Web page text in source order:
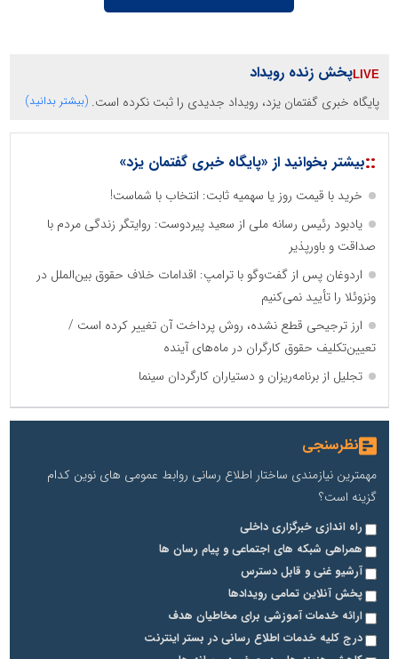
پخش زنده رویداد
پایگاه خبری گفتمان یزد، رویداد جدیدی را ثبت نکرده است. (بیشتر بدانید)
::بیشتر بخوانید از «پایگاه خبری گفتمان یزد»
خرید با قیمت روز یا سهمیه ثابت: انتخاب با شماست!
یادبود رئیس رسانه ملی از سعید پیردوست: روایتگر زندگی مردم با
صداقت و باورپذیر
اردوغان پس از گفت‌وگو با ترامپ: اقدامات خلاف حقوق بین‌الملل در
ونزوئلا را تأیید نمی‌کنیم
ارز ترجیحی قطع نشده، روش پرداخت آن تغییر کرده است /
تعیین‌تکلیف حقوق کارگران در ماه‌های آینده
تجلیل از برنامه‌ریزان و دستیاران کارگردان سینما
نظرسنجی
مهمترین نیازمندی ساختار اطلاع رسانی روابط عمومی های نوین کدام
گزینه است؟
راه اندازی خبرگزاری داخلی
همراهی شبکه های اجتماعی و پیام رسان ها
آرشیو غنی و قابل دسترس
پخش آنلاین تمامی رویدادها
ارائه خدمات آموزشی برای مخاطیان هدف
درج کلیه خدمات اطلاع رسانی در بستر اینترنت